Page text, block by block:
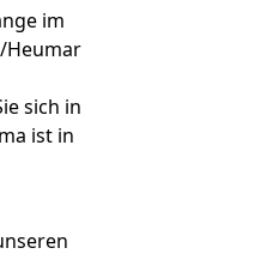
im
Heumar
sich in
ist in